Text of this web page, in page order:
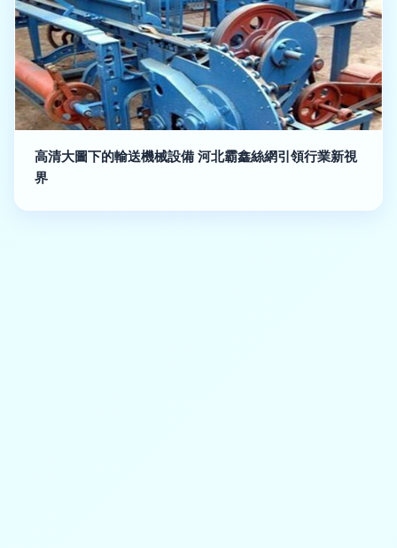
高清大圖下的輸送機械設備 河北霸鑫絲網引領行業新視
界